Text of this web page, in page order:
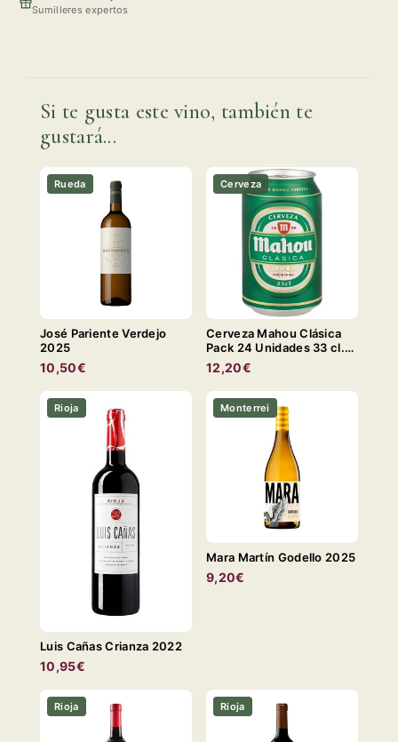
Sumilleres expertos
Si te gusta este vino, también te
gustará...
Rueda
José Pariente Verdejo
2025
10,50€
Cerveza
Cerveza Mahou Clásica
Pack 24 Unidades 33 cl.
LATA
12,20€
Rioja
Luis Cañas Crianza 2022
10,95€
Monterrei
Mara Martín Godello 2025
9,20€
Rioja Rioja